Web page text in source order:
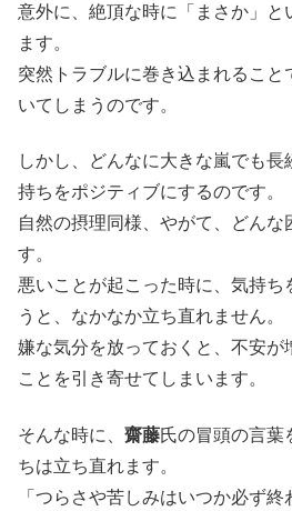
意外に、絶頂な時に「まさか」と
ます。
突然トラブルに巻き込まれること
いてしまうのです。
しかし、どんなに大きな嵐でも
持ちをポジティブにするのです。
自然の摂理同様、やがて、どんな
す。
悪いことが起こった時に、気持ち
うと、なかなか立ち直れません。
嫌な気分を放っておくと、不安が
ことを引き寄せてしまいます。
そんな時に、 齋藤氏の冒頭の言葉
ちは立ち直れます。
「つらさや苦しみはいつか必ず